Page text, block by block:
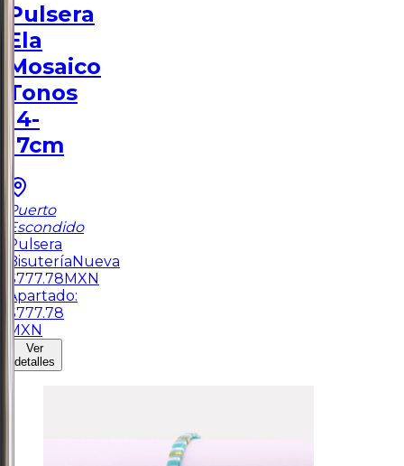
Pulsera
Ela
Mosaico
Tonos
14-
17cm
Puerto
Escondido
Pulsera
BisuteríaNueva
$777.78MXN
Apartado:
$777.78
MXN
Ver
detalles